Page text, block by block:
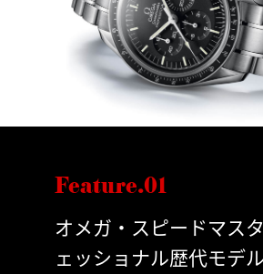
Feature.01
オメガ・スピードマス
ェッショナル歴代モデ